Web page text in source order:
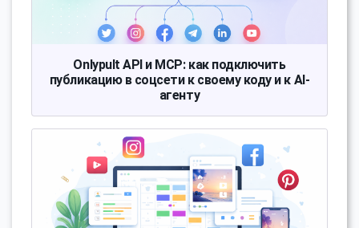
Onlypult API и MCP: как подключить
публикацию в соцсети к своему коду и к AI-
агенту